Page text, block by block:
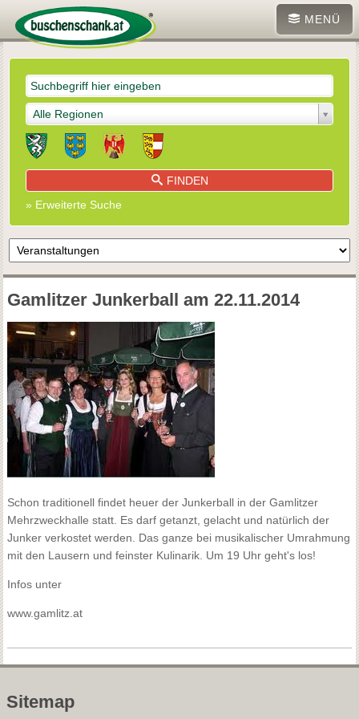
MENÜ
Alle Regionen
FINDEN
» Erweiterte Suche
Gamlitzer Junkerball am 22.11.2014
Schon traditionell findet heuer der Junkerball in der Gamlitzer
Mehrzweckhalle statt. Es darf getanzt, gelacht und natürlich der
Junker verkostet werden. Das ganze bei musikalischer Umrahmung
mit den Lausern und feinster Kulinarik. Um 19 Uhr geht's los!
Infos unter
www.gamlitz.at
Sitemap